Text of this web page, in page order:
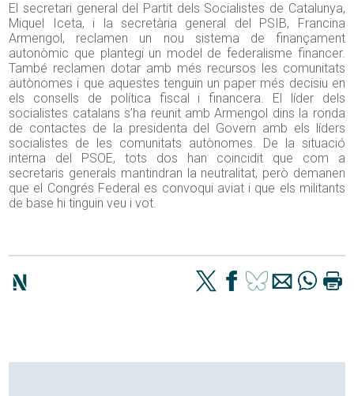
El secretari general del Partit dels Socialistes de Catalunya,
Miquel Iceta, i la secretària general del PSIB, Francina
Armengol, reclamen un nou sistema de finançament
autonòmic que plantegi un model de federalisme financer.
També reclamen dotar amb més recursos les comunitats
autònomes i que aquestes tenguin un paper més decisiu en
els consells de política fiscal i financera. El líder dels
socialistes catalans s’ha reunit amb Armengol dins la ronda
de contactes de la presidenta del Govern amb els líders
socialistes de les comunitats autònomes. De la situació
interna del PSOE, tots dos han coincidit que com a
secretaris generals mantindran la neutralitat, però demanen
que el Congrés Federal es convoqui aviat i que els militants
de base hi tinguin veu i vot.